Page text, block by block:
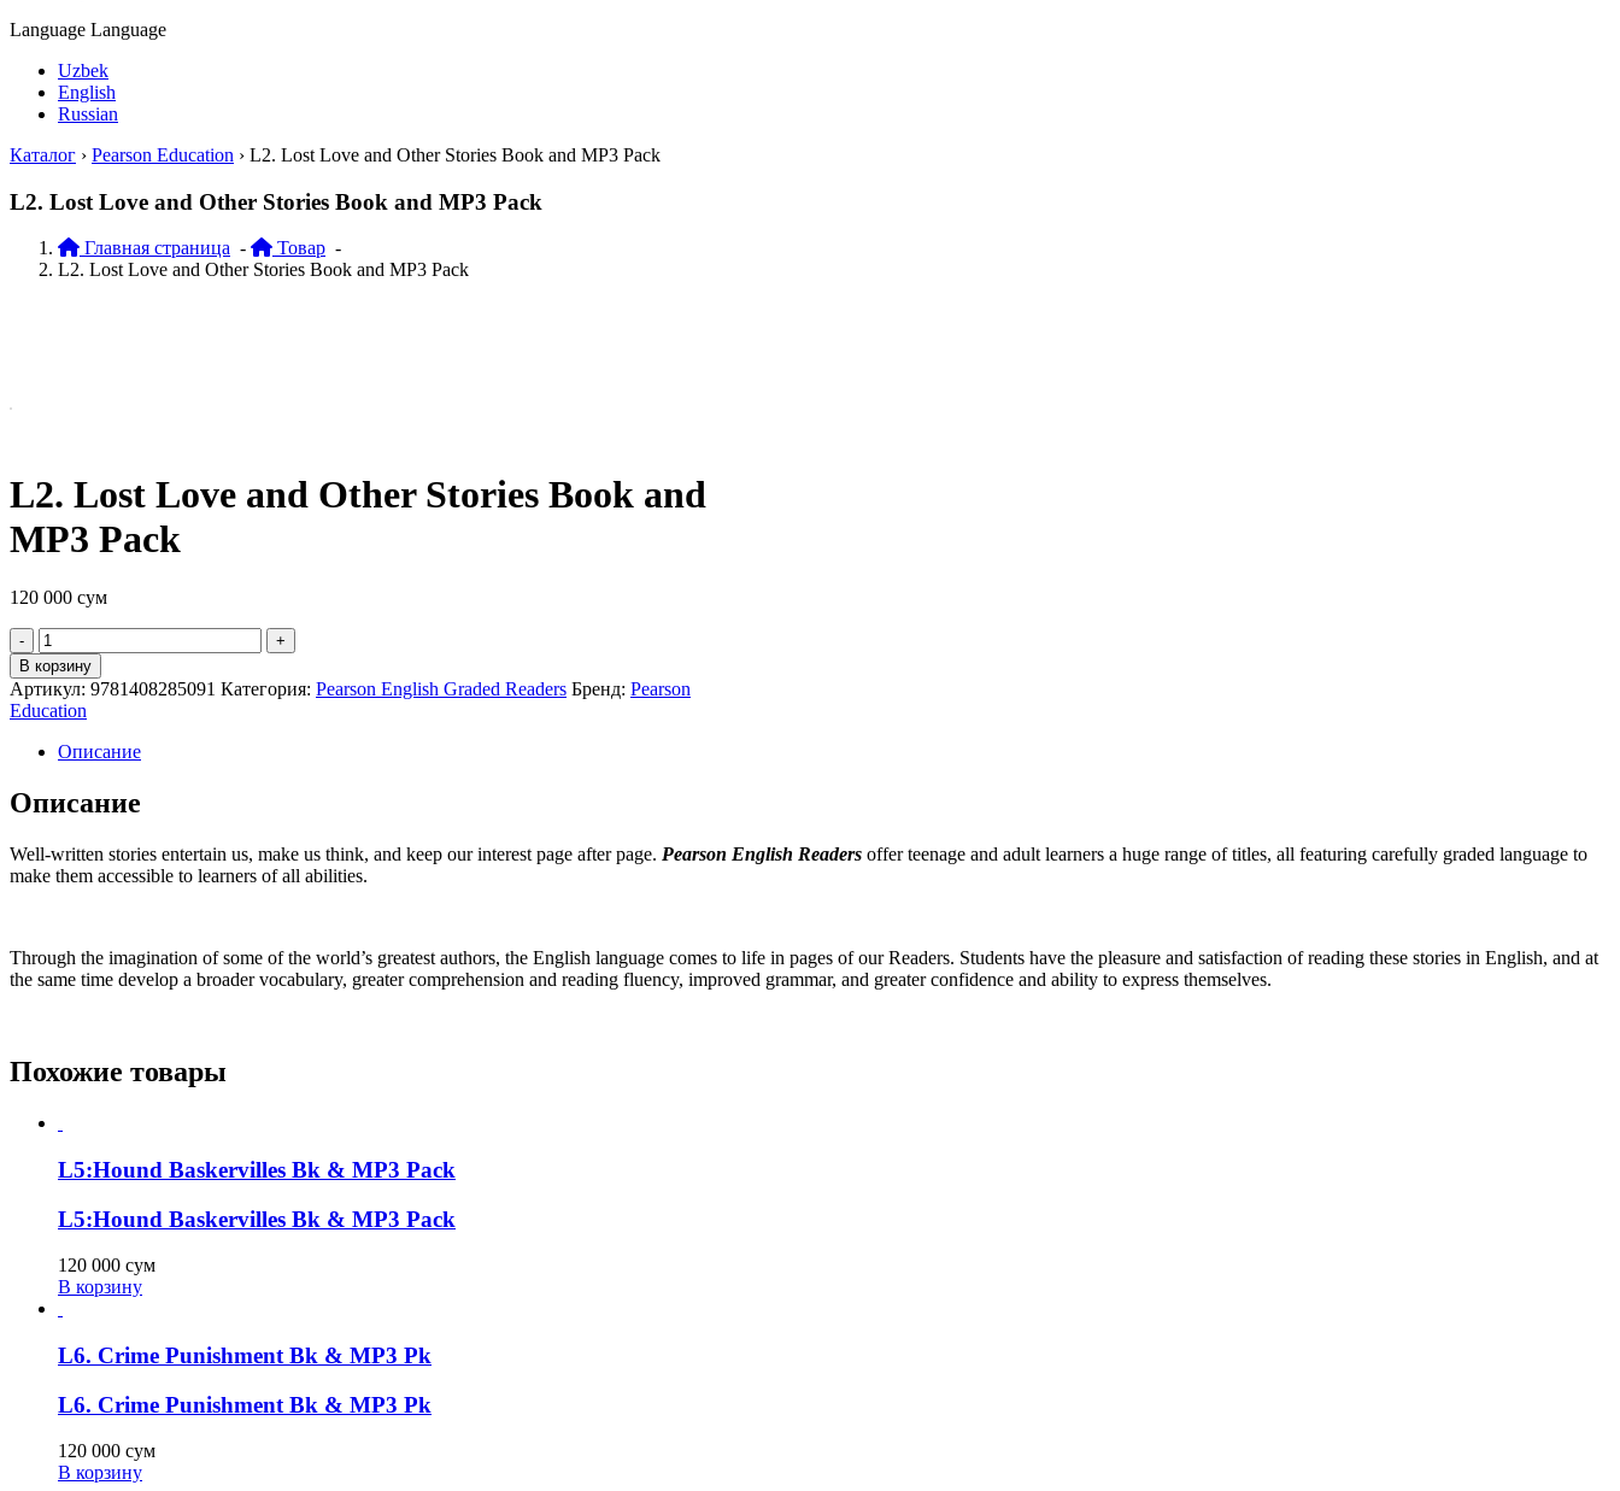
Language Language
Uzbek
English
Russian
Каталог › Pearson Education › L2. Lost Love and Other Stories Book and MP3 Pack
L2. Lost Love and Other Stories Book and MP3 Pack
Главная страница - Товар -
L2. Lost Love and Other Stories Book and MP3 Pack
L2. Lost Love and Other Stories Book and
MP3 Pack
120 000 сум
Quantity
В корзину
Артикул: 9781408285091 Категория: Pearson English Graded Readers Бренд: Pearson
Education
Описание
Описание
Well-written stories entertain us, make us think, and keep our interest page after page. Pearson English Readers offer teenage and adult learners a huge range of titles, all featuring carefully graded language to
make them accessible to learners of all abilities.
Through the imagination of some of the world’s greatest authors, the English language comes to life in pages of our Readers. Students have the pleasure and satisfaction of reading these stories in English, and at
the same time develop a broader vocabulary, greater comprehension and reading fluency, improved grammar, and greater confidence and ability to express themselves.
Похожие товары
L5:Hound Baskervilles Bk & MP3 Pack
L5:Hound Baskervilles Bk & MP3 Pack
120 000 сум
В корзину
L6. Crime Punishment Bk & MP3 Pk
L6. Crime Punishment Bk & MP3 Pk
120 000 сум
В корзину